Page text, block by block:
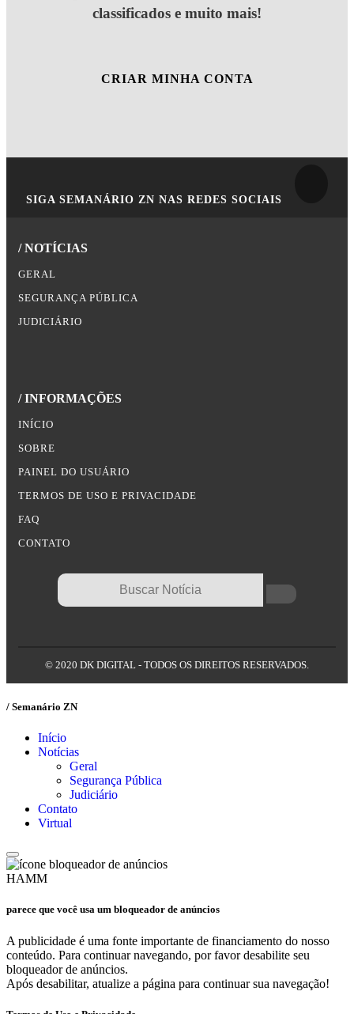
classificados e muito mais!
CRIAR MINHA CONTA
SIGA SEMANÁRIO ZN NAS REDES SOCIAIS
/ NOTÍCIAS
GERAL
SEGURANÇA PÚBLICA
JUDICIÁRIO
/ INFORMAÇÕES
INÍCIO
SOBRE
PAINEL DO USUÁRIO
TERMOS DE USO E PRIVACIDADE
FAQ
CONTATO
© 2020 DK DIGITAL - TODOS OS DIREITOS RESERVADOS.
/ Semanário ZN
Início
Notícias
Geral
Segurança Pública
Judiciário
Contato
Virtual
HAMM
parece que você usa um bloqueador de anúncios
A publicidade é uma fonte importante de financiamento do nosso
conteúdo. Para continuar navegando, por favor desabilite seu
bloqueador de anúncios.
Após desabilitar, atualize a página para continuar sua navegação!